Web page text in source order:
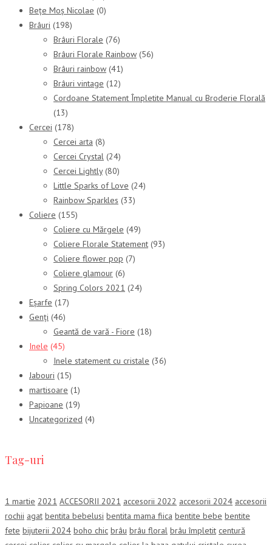
Bețe Moș Nicolae (0)
Brâuri (198)
Brâuri Florale (76)
Brâuri Florale Rainbow (56)
Brâuri rainbow (41)
Brâuri vintage (12)
Cordoane Statement Împletite Manual cu Broderie Florală
(13)
Cercei (178)
Cercei arta (8)
Cercei Crystal (24)
Cercei Lightly (80)
Little Sparks of Love (24)
Rainbow Sparkles (33)
Coliere (155)
Coliere cu Mărgele (49)
Coliere Florale Statement (93)
Coliere flower pop (7)
Coliere glamour (6)
Spring Colors 2021 (24)
Eșarfe (17)
Genți (46)
Geantă de vară - Fiore (18)
Inele (45)
Inele statement cu cristale (36)
Jabouri (15)
martisoare (1)
Papioane (19)
Uncategorized (4)
Tag-uri
1 martie 2021 ACCESORII 2021 accesorii 2022 accesorii 2024 accesorii
rochii agat bentita bebelusi bentita mama fiica bentite bebe bentite
fete bijuterii 2024 boho chic brâu brâu floral brâu împletit centură